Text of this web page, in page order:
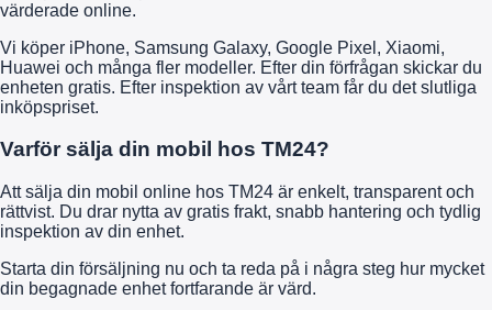
värderade online.
Vi köper iPhone, Samsung Galaxy, Google Pixel, Xiaomi,
Huawei och många fler modeller. Efter din förfrågan skickar du
enheten gratis. Efter inspektion av vårt team får du det slutliga
inköpspriset.
Varför sälja din mobil hos TM24?
Att sälja din mobil online hos TM24 är enkelt, transparent och
rättvist. Du drar nytta av gratis frakt, snabb hantering och tydlig
inspektion av din enhet.
Starta din försäljning nu och ta reda på i några steg hur mycket
din begagnade enhet fortfarande är värd.